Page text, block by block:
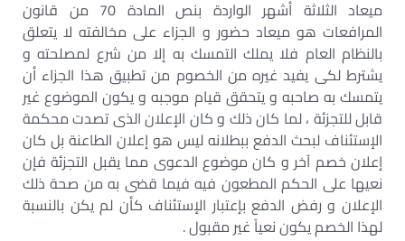
ميعاد الثلاثة أشهر الواردة بنص المادة 70 من قانون
المرافعات هو ميعاد حضور و الجزاء على مخالفته لا يتعلق
بالنظام العام فلا يملك التمسك به إلا من شرع لمصلحته و
يشترط لكى يفيد غيره من الخصوم من تطبيق هذا الجزاء أن
يتمسك به صاحبه و يتحقق قيام موجبه و يكون الموضوع غير
قابل للتجزئة ، لما كان ذلك و كان الإعلان الذى تصدت محكمة
الإستئناف لبحث الدفع ببطلانه ليس هو إعلان الطاعنة بل كان
إعلان خصم آخر و كان موضوع الدعوى مما يقبل التجزئة فإن
نعيها على الحكم المطعون فيه فيما قضى به من صحة ذلك
الإعلان و رفض الدفع بإعتبار الإستئناف كأن لم يكن بالنسبة
لهذا الخصم يكون نعياً غير مقبول .